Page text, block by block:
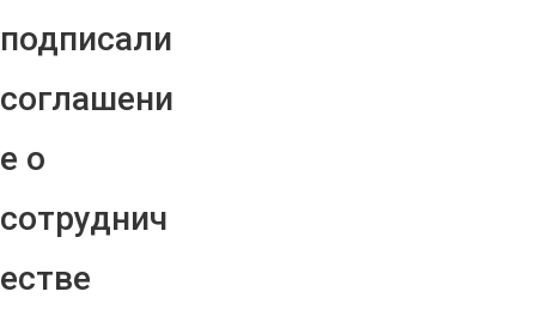
подписали
соглашени
е о
сотруднич
естве